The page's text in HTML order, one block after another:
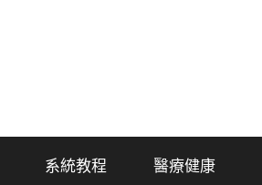
系統教程 醫療健康